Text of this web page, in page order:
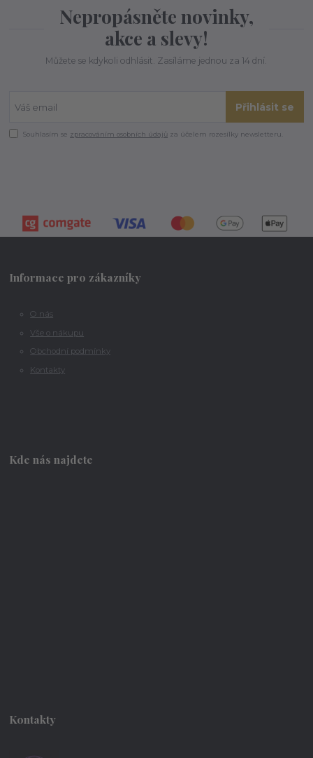
Nepropásněte novinky,
akce a slevy!
Můžete se kdykoli odhlásit. Zasíláme jednou za 14 dní.
Přihlásit se
Souhlasím se zpracováním osobních údajů za účelem rozesílky newsletteru.
Informace pro zákazníky
O nás
Vše o nákupu
Obchodní podmínky
Kontakty
Kde nás najdete
Kontakty